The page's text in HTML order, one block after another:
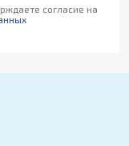
согласие на